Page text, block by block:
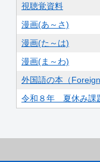
視聴覚資料
漫画(あ～さ)
漫画(た～は)
漫画(ま～わ)
外国語の本（
令和８年 夏休み課